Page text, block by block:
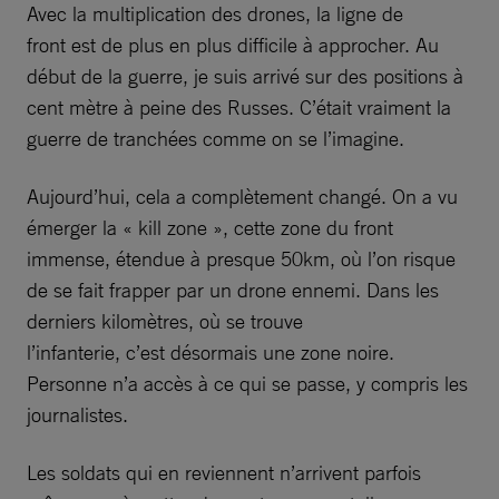
Avec la multiplication des drones, la ligne de
front est de plus en plus difficile à approcher. Au
début de la guerre, je suis arrivé sur des positions à
cent mètre à peine des Russes. C’était vraiment la
guerre de tranchées comme on se l’imagine.
Aujourd’hui, cela a complètement changé. On a vu
émerger la « kill zone », cette zone du front
immense, étendue à presque 50km, où l’on risque
de se fait frapper par un drone ennemi. Dans les
derniers kilomètres, où se trouve
l’infanterie, c’est désormais une zone noire.
Personne n’a accès à ce qui se passe, y compris les
journalistes.
Les soldats qui en reviennent n’arrivent parfois